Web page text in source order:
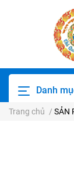
Danh
Trang chủ / SẢN